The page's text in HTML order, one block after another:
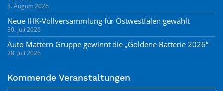
3. August 2026
Neue IHK-Vollversammlung für Ostwestfalen gewählt
30. Juli 2026
Auto Mattern Gruppe gewinnt die „Goldene Batterie 2026“
28. Juli 2026
Kommende Veranstaltungen